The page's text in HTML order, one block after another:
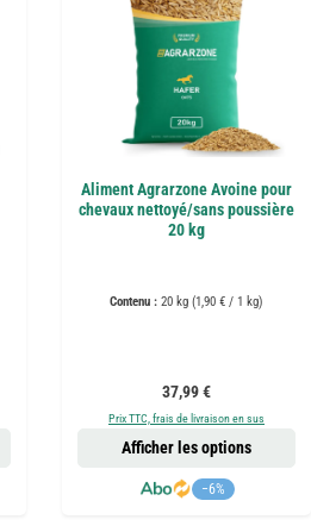
Aliment Agrarzone Avoine pour
chevaux nettoyé/sans poussière
20 kg
Contenu : 20 kg (1,90 € / 1 kg)
Prix régulier :
37,99 €
Prix TTC, frais de livraison en sus
−6%
Afficher les options